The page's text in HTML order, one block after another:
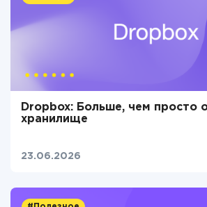
Dropbox: Больше, чем просто
хранилище
23.06.2026